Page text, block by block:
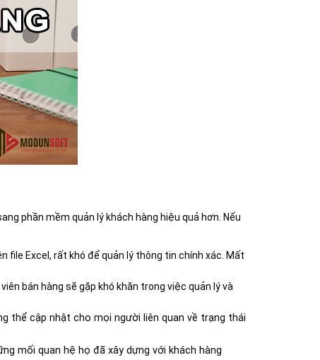
phần mềm quản lý khách hàng hiệu quả hơn. Nếu
file Excel, rất khó để quản lý thông tin chính xác. Mất
bán hàng sẽ gặp khó khăn trong việc quản lý và
thể cập nhật cho mọi người liên quan về trạng thái
mối quan hệ họ đã xây dựng với khách hàng